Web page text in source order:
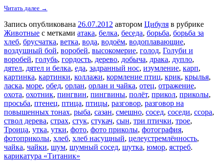
Читать далее →
Запись опубликована 26.07.2012 автором Цибуля в рубрике
Животные с метками атака, белка, беседа, борьба, борьба за
хлеб, брусчатка, ветка, вода, водоём, водоплавающие,
воздушный бой, воробей, высокомерие, голод, Голуби и
воробей, голубь, гордость, дерево, добыча, драка, дупло,
дятел, дятел и белка, еда, задранный нос, изумление, карп,
картинка, картинки, коллажи, кормление птиц, крик, крылья,
ласка, море, обед, орлан, орлан и чайка, отец, отражение,
охота, охотник, пингвин, пингвины, полёт, прикол, приколы,
просьба, птенец, птица, птицы, разговор, разговор на
повышенных тонах, рыба, сазан, смешно, сосед, соседи, ссора,
ствол дерева, страх, стук, стукач, сын, три птички, трое,
Троица, утка, утки, фото, фото приколы, фотография,
фотоприколы, хлеб, хлеб насущный, целеустремлённость,
чайка, чайки, шум, шумный сосед, шутка, юмор, ястреб.
карикатура «Титаник»